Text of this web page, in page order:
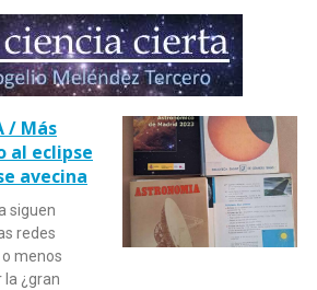
/ Más
al eclipse
avecina
siguen
redes
menos
la ¿gran